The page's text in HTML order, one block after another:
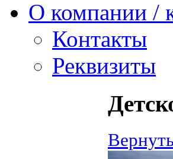
О компании /
Контакты
Реквизиты